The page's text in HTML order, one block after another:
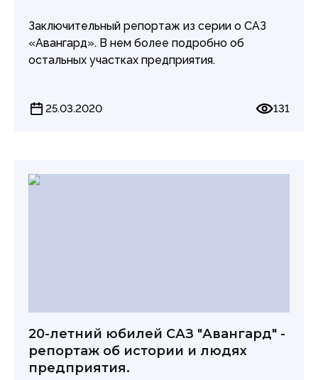
Заключительный репортаж из серии о САЗ
«Авангард». В нем более подробно об
остальных участках предприятия.
25.03.2020 131
20-летний юбилей САЗ "Авангард" -
репортаж об истории и людях
предприятия.